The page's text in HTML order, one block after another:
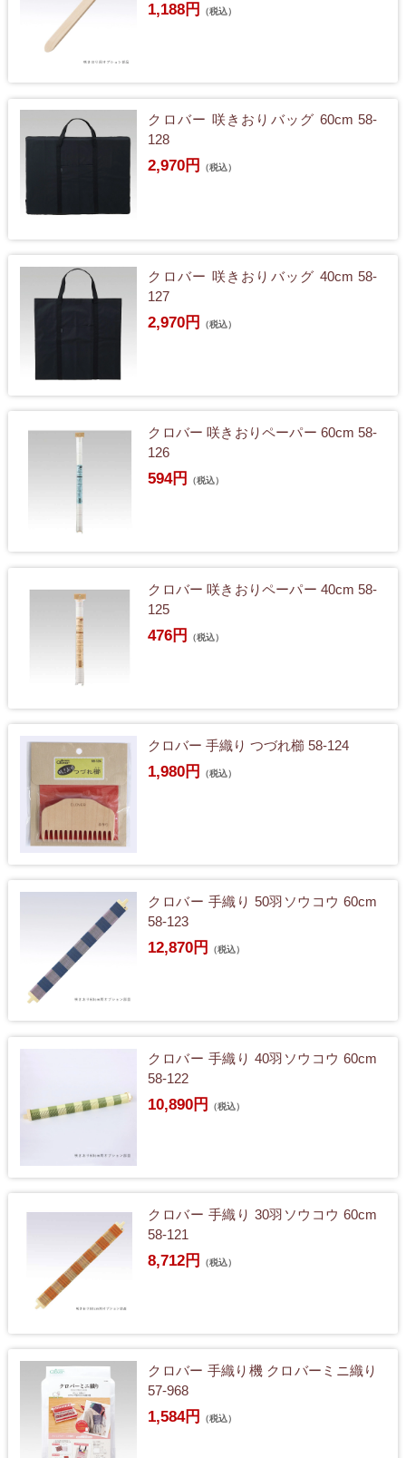
1,188円 （税込）
クロバー 咲きおりバッグ 60cm 58-
128
2,970円 （税込）
クロバー 咲きおりバッグ 40cm 58-
127
2,970円 （税込）
クロバー 咲きおりペーパー 60cm 58-
126
594円 （税込）
クロバー 咲きおりペーパー 40cm 58-
125
476円 （税込）
クロバー 手織り つづれ櫛 58-124
1,980円 （税込）
クロバー 手織り 50羽ソウコウ 60cm
58-123
12,870円 （税込）
クロバー 手織り 40羽ソウコウ 60cm
58-122
10,890円 （税込）
クロバー 手織り 30羽ソウコウ 60cm
58-121
8,712円 （税込）
クロバー 手織り機 クロバーミニ織り
57-968
1,584円 （税込）